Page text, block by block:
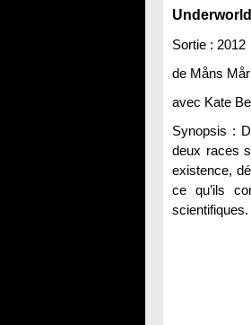
Sortie : 2012
de Måns
avec Kate
Synopsis :
deux races
existence,
ce qu’ils